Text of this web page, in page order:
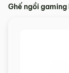
Ghế ngồi gaming